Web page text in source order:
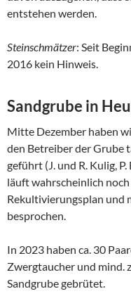
entstehen werden.
Steinschmätzer: Seit
2016 kein Hinweis.
Sandgrube in
Mitte Dezember haben
den Betreiber der Grube
geführt (J. und R. Kulig,
läuft wahrscheinlich
Rekultivierungsplan und
besprochen.
In 2023 haben ca. 30
Zwergtaucher und mind.
Sandgrube gebrütet.